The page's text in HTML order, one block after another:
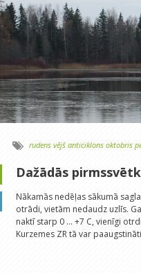
rudens vējš anticiklons oktobris
Dažādās
Nākamās nedēļas sākumā
otrādi, vietām nedaudz uzlīs.
naktī starp 0 ... +7 C, vienīgi
Kurzemes ZR tā var